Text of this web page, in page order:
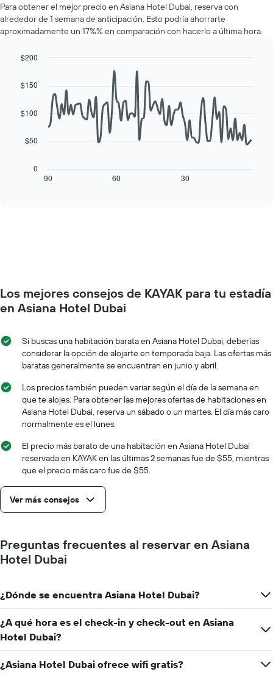
muestra
1
eje
indica
precio
promedio
de
una
habitación
de
una
habitación
cada
de
la
El
muestra
muestra
1
eje
que
indica
el
precio
promedio
de
una
habitación
Para obtener el mejor precio en Asiana Hotel Dubai, reserva con
alrededor de 1 semana de anticipación. Esto podría ahorrarte
aproximadamente un 17%% en comparación con hacerlo a última hora.
with
data
points.
cuadro
muestra
que
se
fecha
de
gráfico
muestra
que
indica
cantidad
de
días
para
la
gráfico
muestra
1
eje
Y
que
indica
90 60 30
0
$50
$100
$150
$200
Los mejores consejos de KAYAK para tu estadía
en Asiana Hotel Dubai
Si buscas una habitación barata en Asiana Hotel Dubai, deberías
considerar la opción de alojarte en temporada baja. Las ofertas más
baratas generalmente se encuentran en junio y abril.
Los precios también pueden variar según el día de la semana en
que te alojes. Para obtener las mejores ofertas de habitaciones en
Asiana Hotel Dubai, reserva un sábado o un martes. El día más caro
normalmente es el lunes.
El precio más barato de una habitación en Asiana Hotel Dubai
reservada en KAYAK en las últimas 2 semanas fue de $55, mientras
que el precio más caro fue de $55.
Ver más consejos
Preguntas frecuentes al reservar en Asiana
Hotel Dubai
¿Dónde se encuentra Asiana Hotel Dubai?
¿A qué hora es el check-in y check-out en Asiana
Hotel Dubai?
¿Asiana Hotel Dubai ofrece wifi gratis?